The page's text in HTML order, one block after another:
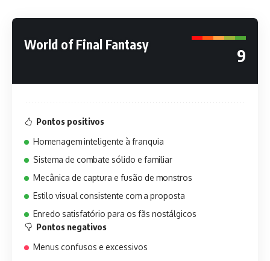
World of Final Fantasy
9
Pontos positivos
Homenagem inteligente à franquia
Sistema de combate sólido e familiar
Mecânica de captura e fusão de monstros
Estilo visual consistente com a proposta
Enredo satisfatório para os fãs nostálgicos
Pontos negativos
Menus confusos e excessivos